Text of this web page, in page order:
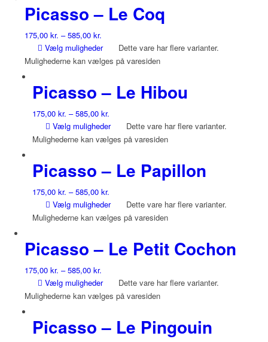
Picasso – Le Coq
175,00 kr. –585,00 kr.
Vælg muligheder
Dette vare har flere varianter.
Mulighederne kan vælges på varesiden
Picasso – Le Hibou
175,00 kr. –585,00 kr.
Vælg muligheder
Dette vare har flere varianter.
Mulighederne kan vælges på varesiden
Picasso – Le Papillon
175,00 kr. –585,00 kr.
Vælg muligheder
Dette vare har flere varianter.
Mulighederne kan vælges på varesiden
Picasso – Le Petit Cochon
175,00 kr. –585,00 kr.
Vælg muligheder
Dette vare har flere varianter.
Mulighederne kan vælges på varesiden
Picasso – Le Pingouin